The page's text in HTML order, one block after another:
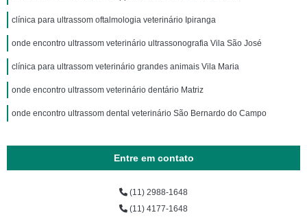
clínica para ultrassom oftalmologia veterinário Ipiranga
onde encontro ultrassom veterinário ultrassonografia Vila São José
clínica para ultrassom veterinário grandes animais Vila Maria
onde encontro ultrassom veterinário dentário Matriz
onde encontro ultrassom dental veterinário São Bernardo do Campo
Entre em contato
(11) 2988-1648
(11) 4177-1648